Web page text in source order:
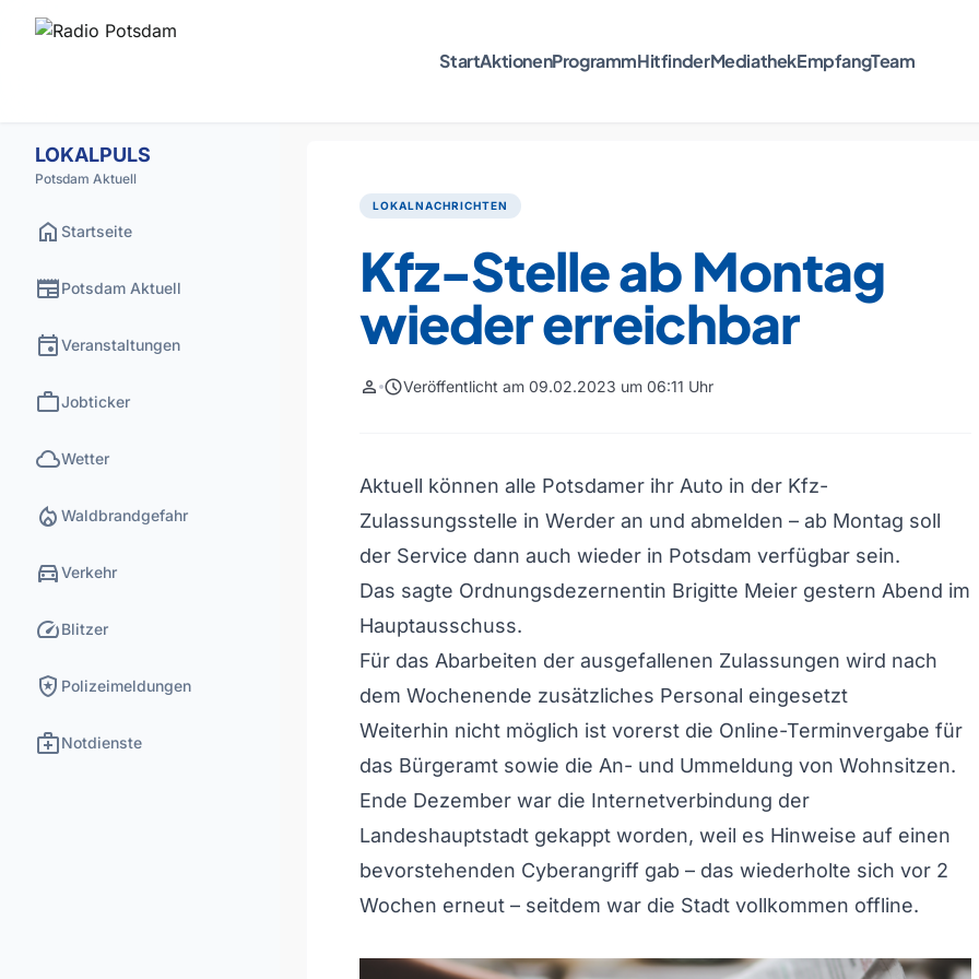
StartAktionenProgrammHitfinderMediathekEmpfangTeam
LOKALPULS
Potsdam Aktuell
home Startseite
newspaperPotsdam Aktuell
eventVeranstaltungen
workJobticker
cloudWetter
local_fire_department Waldbrandgefahr
directions_carVerkehr
speedBlitzer
local_police Polizeimeldungen
medical_servicesNotdienste
LOKALNACHRICHTEN
Kfz-Stelle ab Montag
wieder erreichbar
person scheduleVeröffentlicht am 09.02.2023 um 06:11 Uhr
Aktuell können alle Potsdamer ihr Auto in der Kfz-
Zulassungsstelle in Werder an und abmelden – ab Montag soll
der Service dann auch wieder in Potsdam verfügbar sein.
Das sagte Ordnungsdezernentin Brigitte Meier gestern Abend im
Hauptausschuss.
Für das Abarbeiten der ausgefallenen Zulassungen wird nach
dem Wochenende zusätzliches Personal eingesetzt
Weiterhin nicht möglich ist vorerst die Online-Terminvergabe für
das Bürgeramt sowie die An- und Ummeldung von Wohnsitzen.
Ende Dezember war die Internetverbindung der
Landeshauptstadt gekappt worden, weil es Hinweise auf einen
bevorstehenden Cyberangriff gab – das wiederholte sich vor 2
Wochen erneut – seitdem war die Stadt vollkommen offline.